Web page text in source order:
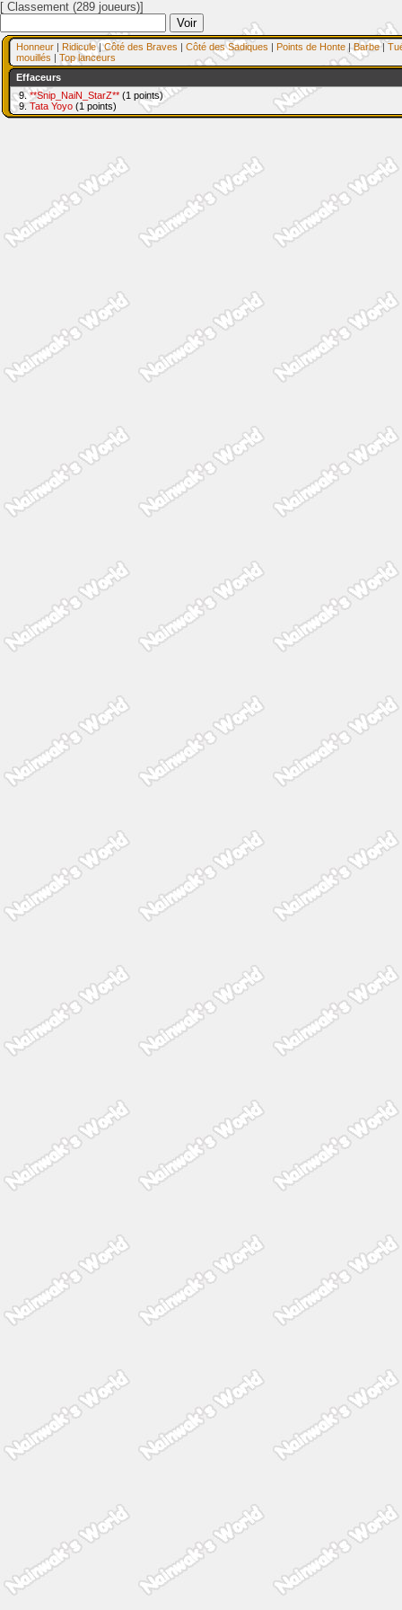
[ Classement (289 joueurs)]
Honneur | Ridicule|Côté des Braves | Côté des Sadiques | Points de Honte |Barbe|
mouillés | Top lanceurs
Effaceurs
9.**Snip_NaiN_StarZ** (1 points)
9.Tata Yoyo (1 points)